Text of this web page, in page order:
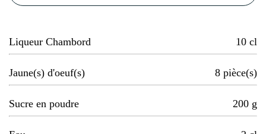
Liqueur Chambord 10 cl
Jaune(s) d'oeuf(s) 8 pièce(s)
Sucre en poudre 200 g